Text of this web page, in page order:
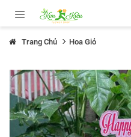
Trang Chủ Hoa Giỏ